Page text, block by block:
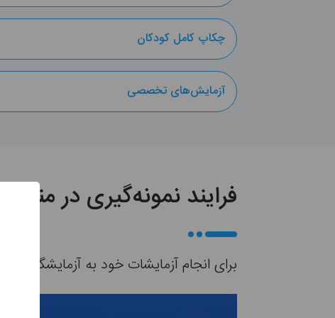
چکاپ کامل کودکان
آزمایش‌های تخصصی
فرایند نمونه‌گیری در
برای انجام آزمایشات خود به آزمایشگاه